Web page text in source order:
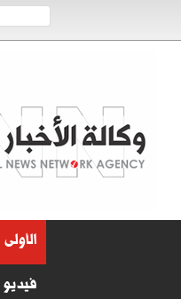
الأولى
فيديو